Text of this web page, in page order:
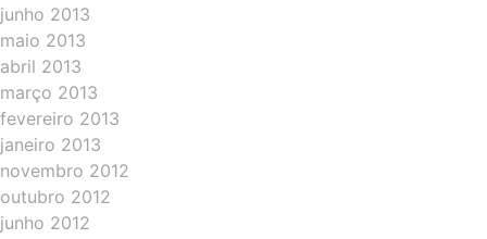
junho 2013
maio 2013
abril 2013
março 2013
fevereiro 2013
janeiro 2013
novembro 2012
outubro 2012
junho 2012